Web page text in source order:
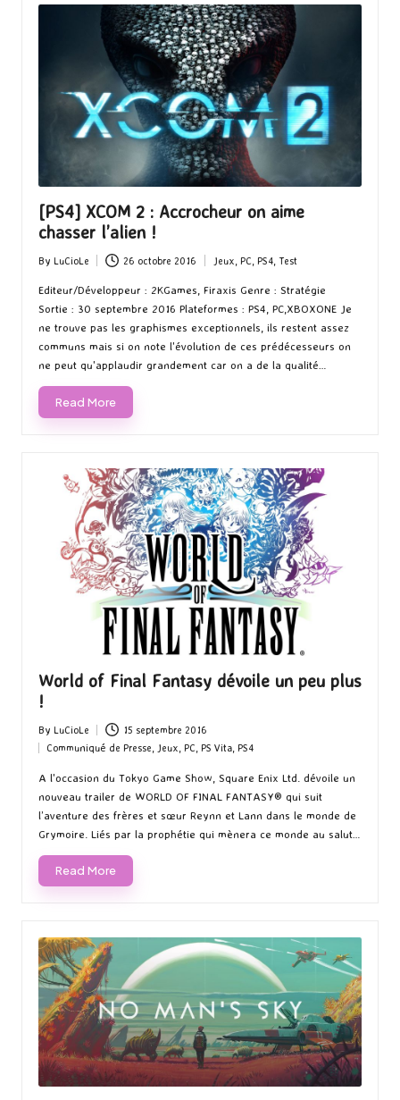
[PS4] XCOM 2 : Accrocheur on aime
chasser l’alien !
Posted
by
By LuCioLe 26 octobre 2016
Posted
in
Jeux PC, PS4, Test
Editeur/Développeur : 2KGames, Firaxis Genre : Stratégie
Sortie : 30 septembre 2016 Plateformes : PS4, PC,XBOXONE Je
ne trouve pas les graphismes exceptionnels, ils restent assez
communs mais si on note l'évolution de ces prédécesseurs on
ne peut qu'applaudir grandement car on a de la qualité…
Read More
World of Final Fantasy dévoile un peu plus
!
Posted
by
By LuCioLe 15 septembre 2016
Posted
in
Communiqué de Presse, Jeux,PC,PS Vita,PS4
A l'occasion du Tokyo Game Show, Square Enix Ltd. dévoile un
nouveau trailer de WORLD OF FINAL FANTASY® qui suit
l’aventure des frères et sœur Reynn et Lann dans le monde de
Grymoire. Liés par la prophétie qui mènera ce monde au salut…
Read More